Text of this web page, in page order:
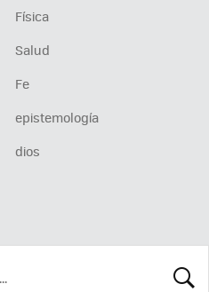
Física
Salud
Fe
epistemología
dios